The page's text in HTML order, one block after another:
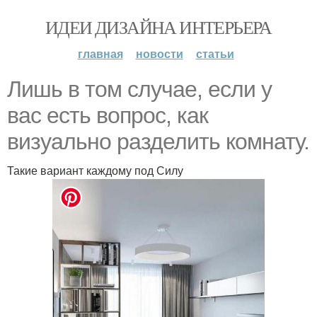
ИДЕИ ДИЗАЙНА ИНТЕРЬЕРА
главная новости статьи
Лишь в том случае, если у
вас есть вопрос, как
визуально разделить комнату.
Такие вариант каждому под Силу